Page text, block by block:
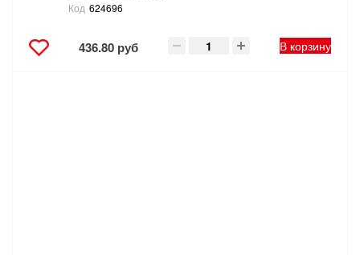
Код 624696
436.80 руб В корзину